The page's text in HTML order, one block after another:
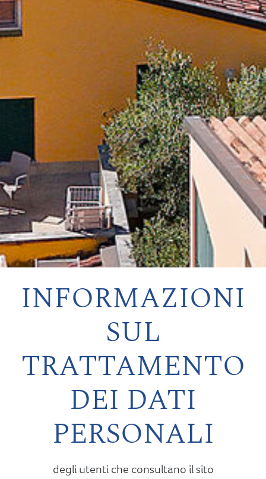
INFORMAZIONI
SUL
TRATTAMENTO
DEI DATI
PERSONALI
degli utenti che consultano il sito